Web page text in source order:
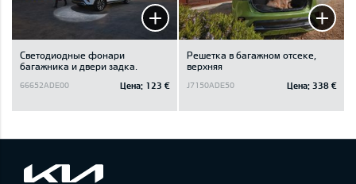
Светодиодные фонари
багажника и двери задка.
66652ADE00 Цена: 123 €
Решетка в багажном отсеке,
верхняя
J7150ADE50 Цена: 338 €